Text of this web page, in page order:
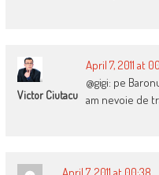
Victor Ciutacu
April 7, 2011 at
@gigi: pe
am nevoie de
April 7, 2011 at 00:38